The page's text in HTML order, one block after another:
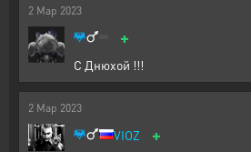
2 Мар 2023
+
С Днюхой !!!
2 Мар 2023
VIOZ +